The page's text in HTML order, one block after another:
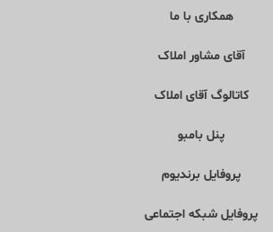
همکاری با ما
آقای مشاور املاک
کاتالوگ آقای املاک
پنل بامبو
پروفایل برندیوم
پروفایل شبکه اجتماعی